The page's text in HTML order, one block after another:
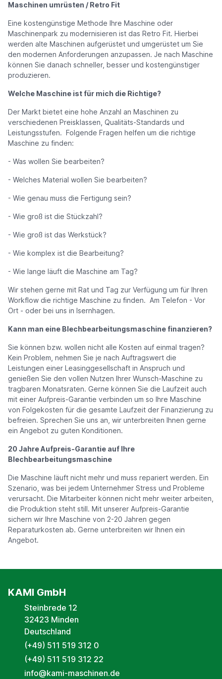
Maschinen umrüsten / Retro Fit
Eine kostengünstige Methode Ihre Maschine oder
Maschinenpark zu modernisieren ist das Retro Fit. Hierbei
werden alte Maschinen aufgerüstet und umgerüstet um Sie
den modernen Anforderungen anzupassen. Je nach Maschine
können Sie danach schneller, besser und kostengünstiger
produzieren.
Welche Maschine ist für mich die Richtige?
Der Markt bietet eine hohe Anzahl an Maschinen zu
verschiedenen Preisklassen, Qualitäts-Standards und
Leistungsstufen. Folgende Fragen helfen um die richtige
Maschine zu finden:
- Was wollen Sie bearbeiten?
- Welches Material wollen Sie bearbeiten?
- Wie genau muss die Fertigung sein?
- Wie groß ist die Stückzahl?
- Wie groß ist das Werkstück?
- Wie komplex ist die Bearbeitung?
- Wie lange läuft die Maschine am Tag?
Wir stehen gerne mit Rat und Tag zur Verfügung um für Ihren
Workflow die richtige Maschine zu finden. Am Telefon - Vor
Ort - oder bei uns in Isernhagen.
Kann man eine Blechbearbeitungsmaschine finanzieren?
Sie können bzw. wollen nicht alle Kosten auf einmal tragen?
Kein Problem, nehmen Sie je nach Auftragswert die
Leistungen einer Leasinggesellschaft in Anspruch und
genießen Sie den vollen Nutzen Ihrer Wunsch-Maschine zu
tragbaren Monatsraten. Gerne können Sie die Laufzeit auch
mit einer Aufpreis-Garantie verbinden um so Ihre Maschine
von Folgekosten für die gesamte Laufzeit der Finanzierung zu
befreien. Sprechen Sie uns an, wir unterbreiten Ihnen gerne
ein Angebot zu guten Konditionen.
20 Jahre Aufpreis-Garantie auf Ihre
Blechbearbeitungsmaschine
Die Maschine läuft nicht mehr und muss repariert werden. Ein
Szenario, was bei jedem Unternehmer Stress und Probleme
verursacht. Die Mitarbeiter können nicht mehr weiter arbeiten,
die Produktion steht still. Mit unserer Aufpreis-Garantie
sichern wir Ihre Maschine von 2-20 Jahren gegen
Reparaturkosten ab. Gerne unterbreiten wir Ihnen ein
Angebot.
KAMI GmbH
Steinbrede 12
32423 Minden
Deutschland
(+49) 511 519 312 0
(+49) 511 519 312 22
info@kami-maschinen.de